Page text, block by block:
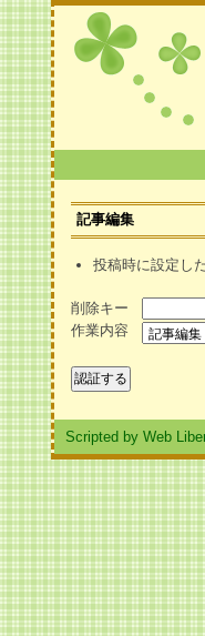
記事編集
投稿時に設定し
削除キー
作業内容
Scripted by Web